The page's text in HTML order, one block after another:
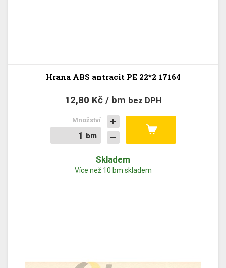
Hrana ABS antracit PE 22*2 17164
12,80 Kč / bm bez DPH
bm
bm
Množství
Skladem
Více než 10 bm skladem